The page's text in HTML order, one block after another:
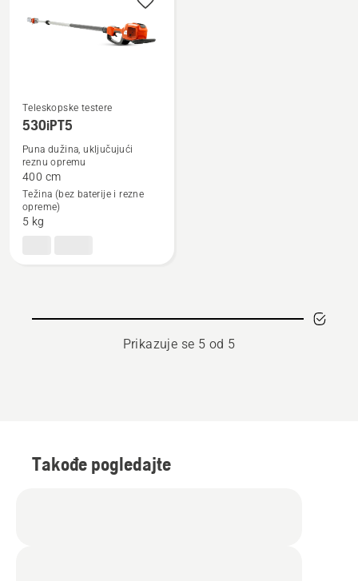
Pogledajte
više
detalja
530iPT5
Teleskopske testere
530iPT5
Puna dužina, uključujući
reznu opremu
400 cm
Težina (bez baterije i rezne
opreme)
5 kg
Prikazuje se 5 od 5
Takođe pogledajte